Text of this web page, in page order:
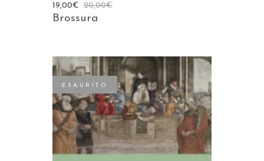
20,00€
19,00€
Brossura
ESAURITO